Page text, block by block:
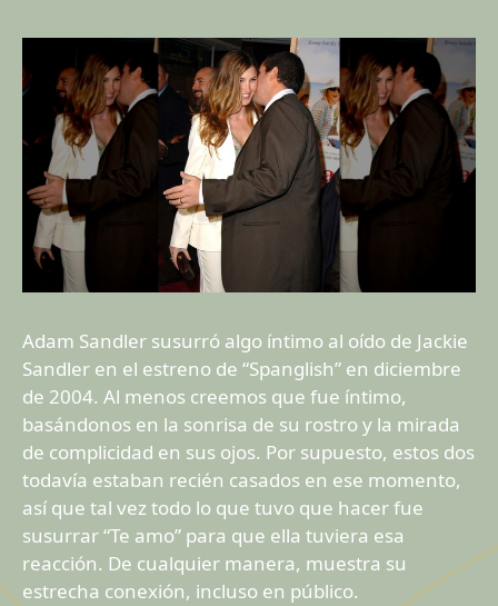
Adam Sandler susurró algo íntimo al oído de Jackie
Sandler en el estreno de “Spanglish” en diciembre
de 2004. Al menos creemos que fue íntimo,
basándonos en la sonrisa de su rostro y la mirada
de complicidad en sus ojos. Por supuesto, estos dos
todavía estaban recién casados ​​en ese momento,
así que tal vez todo lo que tuvo que hacer fue
susurrar “Te amo” para que ella tuviera esa
reacción. De cualquier manera, muestra su
estrecha conexión, incluso en público.